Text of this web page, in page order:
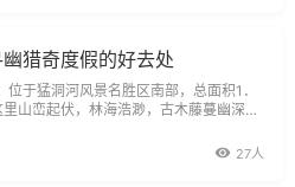
猎奇度假的好去处
于猛洞河风景名胜区南部，总面积1．
山峦起伏，林海浩渺，古木藤蔓幽深莫
27人